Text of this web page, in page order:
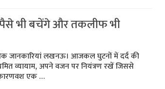
पैसे भी बचेंगे और तकलीफ भी
जानकारियां लखनऊ। आजकल घुटनों में दर्द की
व्‍यायाम, अपने वजन पर नियंत्रण रखें जिससे
एक …